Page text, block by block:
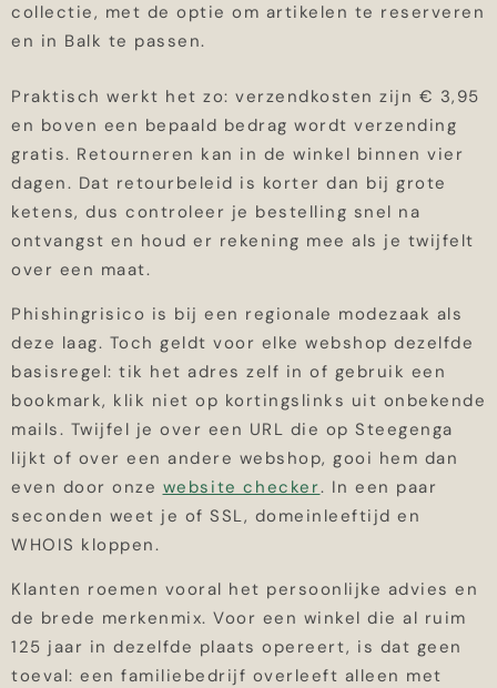
collectie, met de optie om artikelen te reserveren
en in Balk te passen.
Praktisch werkt het zo: verzendkosten zijn € 3,95
en boven een bepaald bedrag wordt verzending
gratis. Retourneren kan in de winkel binnen vier
dagen. Dat retourbeleid is korter dan bij grote
ketens, dus controleer je bestelling snel na
ontvangst en houd er rekening mee als je twijfelt
over een maat.
Phishingrisico is bij een regionale modezaak als
deze laag. Toch geldt voor elke webshop dezelfde
basisregel: tik het adres zelf in of gebruik een
bookmark, klik niet op kortingslinks uit onbekende
mails. Twijfel je over een URL die op Steegenga
lijkt of over een andere webshop, gooi hem dan
even door onze website checker. In een paar
seconden weet je of SSL, domeinleeftijd en
WHOIS kloppen.
Klanten roemen vooral het persoonlijke advies en
de brede merkenmix. Voor een winkel die al ruim
125 jaar in dezelfde plaats opereert, is dat geen
toeval: een familiebedrijf overleeft alleen met